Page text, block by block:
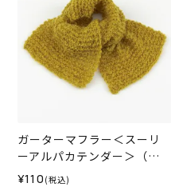
ガーターマフラー＜スーリ
ーアルパカテンダー＞（レ
シピ）
¥110 (税込)